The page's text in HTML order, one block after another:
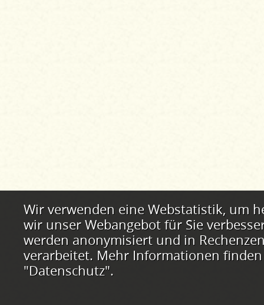
Webstatistik
Wir verwenden eine Webstatistik, um
wir unser Webangebot für Sie
werden anonymisiert und in
verarbeitet. Mehr Informationen
"Datenschutz".